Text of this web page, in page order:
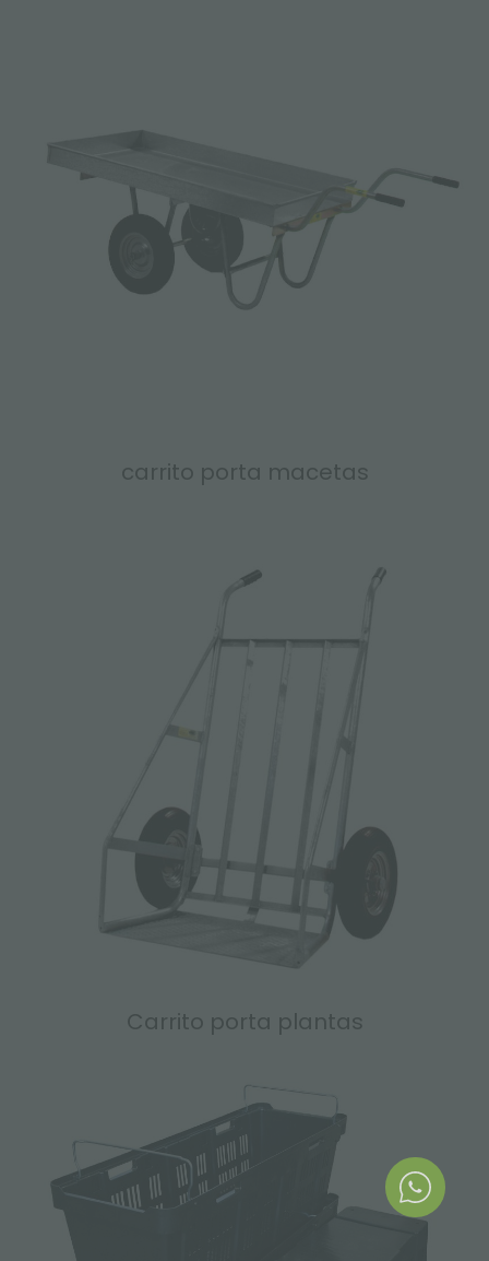
carrito porta macetas
Carrito porta plantas